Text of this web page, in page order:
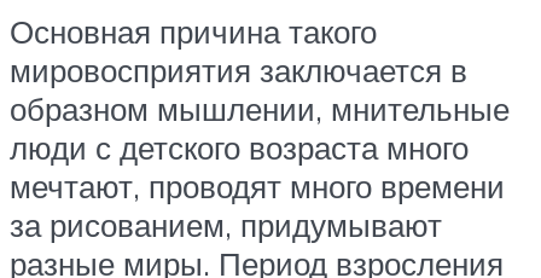
Основная причина такого
мировосприятия заключается в
образном мышлении, мнительные
люди с детского возраста много
мечтают, проводят много времени
за рисованием, придумывают
разные миры. Период взросления